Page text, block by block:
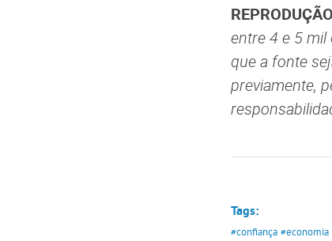
entre 4 e 5
que a fonte
previamente,
Tags:
#confiança #economia